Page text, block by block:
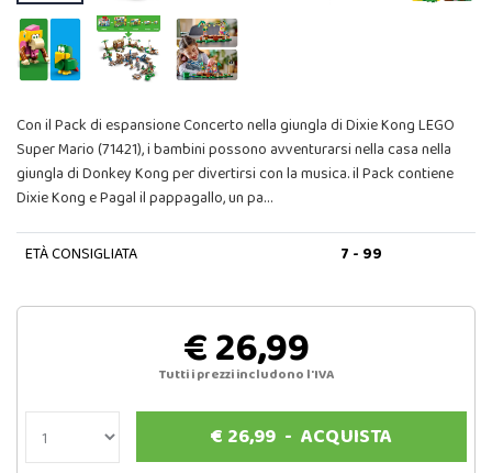
Con il Pack di espansione Concerto nella giungla di Dixie Kong LEGO
Super Mario (71421), i bambini possono avventurarsi nella casa nella
giungla di Donkey Kong per divertirsi con la musica. il Pack contiene
Dixie Kong e Pagal il pappagallo, un pa…
ETÀ CONSIGLIATA 7 - 99
€ 26,99
Tutti i prezzi includono l'IVA
€ 26,99 -ACQUISTA